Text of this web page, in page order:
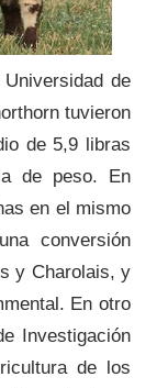
de
tuvieron
de 5,9 libras
de peso. En
en el mismo
conversión
y Charolais, y
En otro
Investigación
de los